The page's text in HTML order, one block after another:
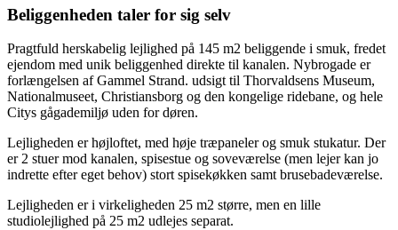
Beliggenheden taler for sig selv
Pragtfuld herskabelig lejlighed på 145 m2 beliggende i smuk, fredet
ejendom med unik beliggenhed direkte til kanalen. Nybrogade er
forlængelsen af Gammel Strand. udsigt til Thorvaldsens Museum,
Nationalmuseet, Christiansborg og den kongelige ridebane, og hele
Citys gågademiljø uden for døren.
Lejligheden er højloftet, med høje træpaneler og smuk stukatur. Der
er 2 stuer mod kanalen, spisestue og soveværelse (men lejer kan jo
indrette efter eget behov) stort spisekøkken samt brusebadeværelse.
Lejligheden er i virkeligheden 25 m2 større, men en lille
studiolejlighed på 25 m2 udlejes separat.